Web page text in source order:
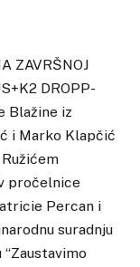
ZAVRŠNOJ
DROPP-
Blažine iz
i Marko Klapčić
pročelnice
Percan i
suradnju